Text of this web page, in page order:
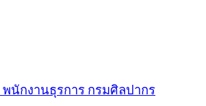
นักงานธุรการ กรมศิลปากร